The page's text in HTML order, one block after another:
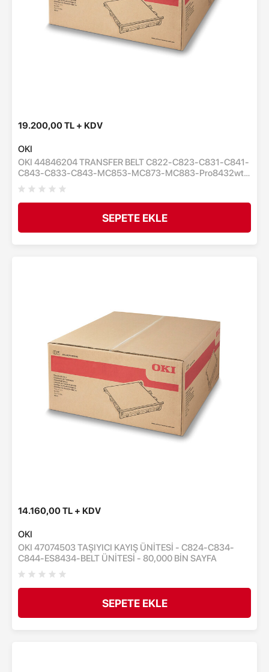
19.200,00 TL + KDV
OKI
OKI 44846204 TRANSFER BELT C822-C823-C831-C841-
C843-C833-C843-MC853-MC873-MC883-Pro8432wt-
TAŞIYICI KAYIŞ ÜNİTESİ-80,000 BİN SAYFA
SEPETE EKLE
14.160,00 TL + KDV
OKI
OKI 47074503 TAŞIYICI KAYIŞ ÜNİTESİ - C824-C834-
C844-ES8434-BELT ÜNİTESİ - 80,000 BİN SAYFA
SEPETE EKLE